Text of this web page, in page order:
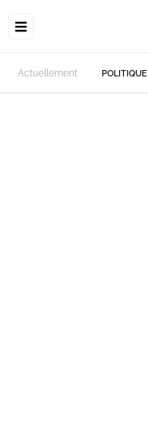
Actuellement POLITIQUE